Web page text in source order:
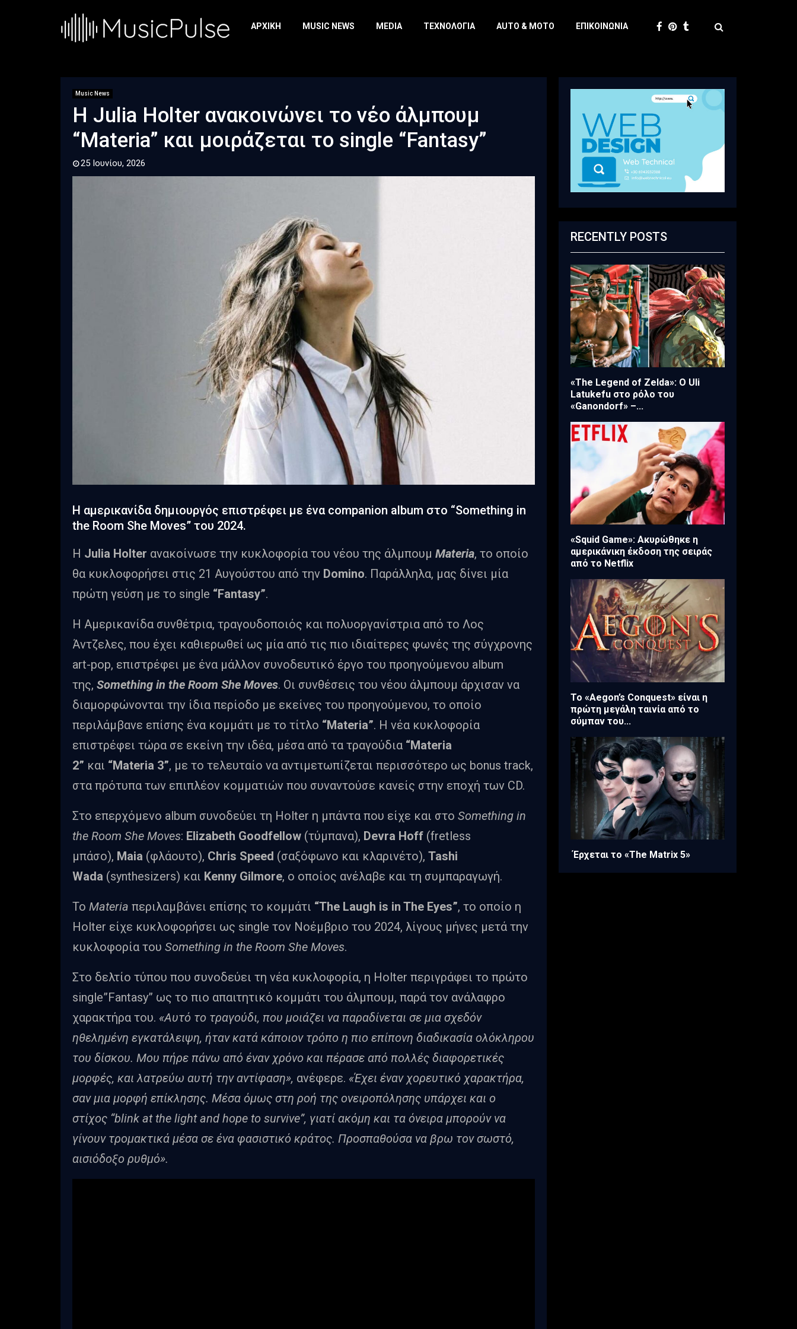
ΑΡΧΙΚΉ MUSIC NEWS MEDIA ΤΕΧΝΟΛΟΓΊΑ AUTO & MOTO ΕΠΙΚΟΙΝΩΝΊΑ
Music News
Η Julia Holter ανακοινώνει το νέο άλμπουμ
“Materia” και μοιράζεται το single “Fantasy”
25 Ιουνίου, 2026
Η αμερικανίδα δημιουργός επιστρέφει με ένα companion album στο “Something in
the Room She Moves” του 2024.
Η Julia Holter ανακοίνωσε την κυκλοφορία του νέου της άλμπουμ Materia, το οποίο
θα κυκλοφορήσει στις 21 Αυγούστου από την Domino. Παράλληλα, μας δίνει μία
πρώτη γεύση με το single “Fantasy”.
Η Αμερικανίδα συνθέτρια, τραγουδοποιός και πολυοργανίστρια από το Λος
Άντζελες, που έχει καθιερωθεί ως μία από τις πιο ιδιαίτερες φωνές της σύγχρονης
art-pop, επιστρέφει με ένα μάλλον συνοδευτικό έργο του προηγούμενου album
της, Something in the Room She Moves. Οι συνθέσεις του νέου άλμπουμ άρχισαν να
διαμορφώνονται την ίδια περίοδο με εκείνες του προηγούμενου, το οποίο
περιλάμβανε επίσης ένα κομμάτι με το τίτλο “Materia”. Η νέα κυκλοφορία
επιστρέφει τώρα σε εκείνη την ιδέα, μέσα από τα τραγούδια “Materia
2” και “Materia 3”, με το τελευταίο να αντιμετωπίζεται περισσότερο ως bonus track,
στα πρότυπα των επιπλέον κομματιών που συναντούσε κανείς στην εποχή των CD.
Στο επερχόμενο album συνοδεύει τη Holter η μπάντα που είχε και στο Something in
the Room She Moves: Elizabeth Goodfellow (τύμπανα), Devra Hoff (fretless
μπάσο), Maia (φλάουτο), Chris Speed (σαξόφωνο και κλαρινέτο), Tashi
Wada (synthesizers) και Kenny Gilmore, ο οποίος ανέλαβε και τη συμπαραγωγή.
Το Materia περιλαμβάνει επίσης το κομμάτι “The Laugh is in The Eyes”, το οποίο η
Holter είχε κυκλοφορήσει ως single τον Νοέμβριο του 2024, λίγους μήνες μετά την
κυκλοφορία του Something in the Room She Moves.
Στο δελτίο τύπου που συνοδεύει τη νέα κυκλοφορία, η Holter περιγράφει το πρώτο
single”Fantasy” ως το πιο απαιτητικό κομμάτι του άλμπουμ, παρά τον ανάλαφρο
χαρακτήρα του. «Αυτό το τραγούδι, που μοιάζει να παραδίνεται σε μια σχεδόν
ηθελημένη εγκατάλειψη, ήταν κατά κάποιον τρόπο η πιο επίπονη διαδικασία ολόκληρου
του δίσκου. Μου πήρε πάνω από έναν χρόνο και πέρασε από πολλές διαφορετικές
μορφές, και λατρεύω αυτή την αντίφαση», ανέφερε. «Έχει έναν χορευτικό χαρακτήρα,
σαν μια μορφή επίκλησης. Μέσα όμως στη ροή της ονειροπόλησης υπάρχει και ο
στίχος “blink at the light and hope to survive”, γιατί ακόμη και τα όνειρα μπορούν να
γίνουν τρομακτικά μέσα σε ένα φασιστικό κράτος. Προσπαθούσα να βρω τον σωστό,
αισιόδοξο ρυθμό».
RECENTLY POSTS
«The Legend of Zelda»: Ο Uli
Latukefu στο ρόλο του
«Ganondorf» –...
«Squid Game»: Ακυρώθηκε η
αμερικάνικη έκδοση της σειράς
από το Netflix
Το «Aegon’s Conquest» είναι η
πρώτη μεγάλη ταινία από το
σύμπαν του...
Έρχεται το «The Matrix 5»